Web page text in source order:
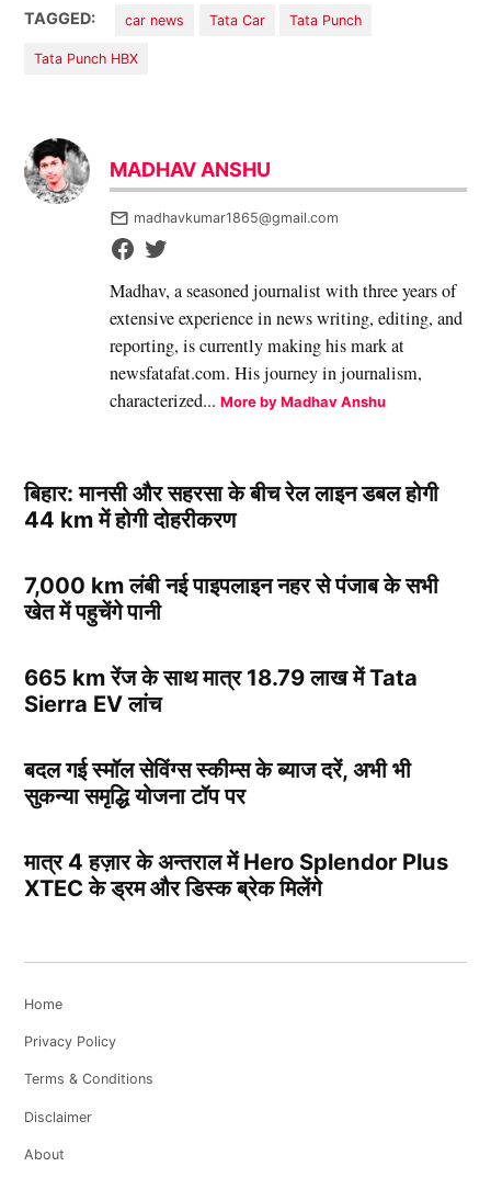
TAGGED: car news Tata Car Tata Punch
Tata Punch HBX
MADHAV ANSHU
madhavkumar1865@gmail.com
Madhav, a seasoned journalist with three years of
extensive experience in news writing, editing, and
reporting, is currently making his mark at
newsfatafat.com. His journey in journalism,
characterized...More by Madhav Anshu
बिहार: मानसी और सहरसा के बीच रेल लाइन डबल होगी
44 km में होगी दोहरीकरण
7,000 km लंबी नई पाइपलाइन नहर से पंजाब के सभी
खेत में पहुचेंगे पानी
665 km रेंज के साथ मात्र 18.79 लाख में Tata
Sierra EV लांच
बदल गई स्मॉल सेविंग्स स्कीम्स के ब्याज दरें, अभी भी
सुकन्या समृद्धि योजना टॉप पर
मात्र 4 हज़ार के अन्तराल में Hero Splendor Plus
XTEC के ड्रम और डिस्क ब्रेक मिलेंगे
Home
Privacy Policy
Terms & Conditions
Disclaimer
About